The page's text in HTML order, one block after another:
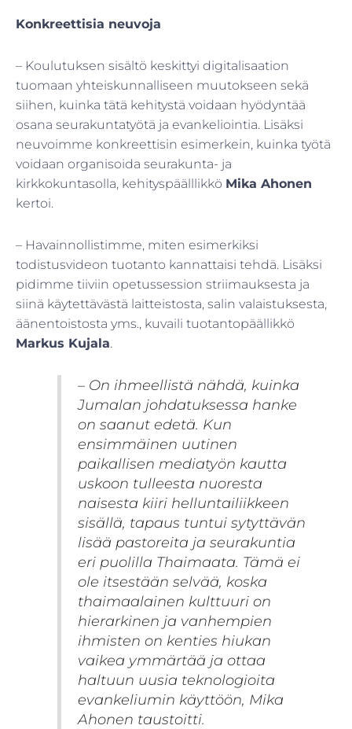
Konkreettisia neuvoja
– Koulutuksen sisältö keskittyi digitalisaation
tuomaan yhteiskunnalliseen muutokseen sekä
siihen, kuinka tätä kehitystä voidaan hyödyntää
osana seurakuntatyötä ja evankeliointia. Lisäksi
neuvoimme konkreettisin esimerkein, kuinka työtä
voidaan organisoida seurakunta- ja
kirkkokuntasolla, kehityspäälllikkö Mika Ahonen
kertoi.
– Havainnollistimme, miten esimerkiksi
todistusvideon tuotanto kannattaisi tehdä. Lisäksi
pidimme tiiviin opetussession striimauksesta ja
siinä käytettävästä laitteistosta, salin valaistuksesta,
äänentoistosta yms., kuvaili tuotantopäällikkö
Markus Kujala.
– On ihmeellistä nähdä, kuinka
Jumalan johdatuksessa hanke
on saanut edetä. Kun
ensimmäinen uutinen
paikallisen mediatyön kautta
uskoon tulleesta nuoresta
naisesta kiiri helluntailiikkeen
sisällä, tapaus tuntui sytyttävän
lisää pastoreita ja seurakuntia
eri puolilla Thaimaata. Tämä ei
ole itsestään selvää, koska
thaimaalainen kulttuuri on
hierarkinen ja vanhempien
ihmisten on kenties hiukan
vaikea ymmärtää ja ottaa
haltuun uusia teknologioita
evankeliumin käyttöön, Mika
Ahonen taustoitti.